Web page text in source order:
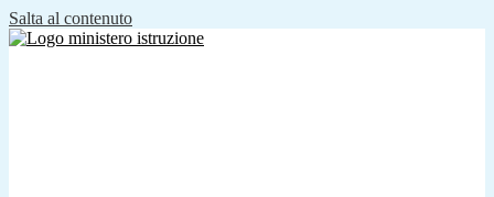
Salta al contenuto